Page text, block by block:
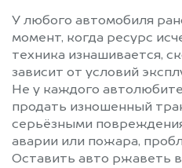
У любого автомобиля
момент, когда ресурс
техника изнашивается,
зависит от условий
Не у каждого
продать изношенный
серьёзными
аварии или пожара,
Оставить авто ржаветь